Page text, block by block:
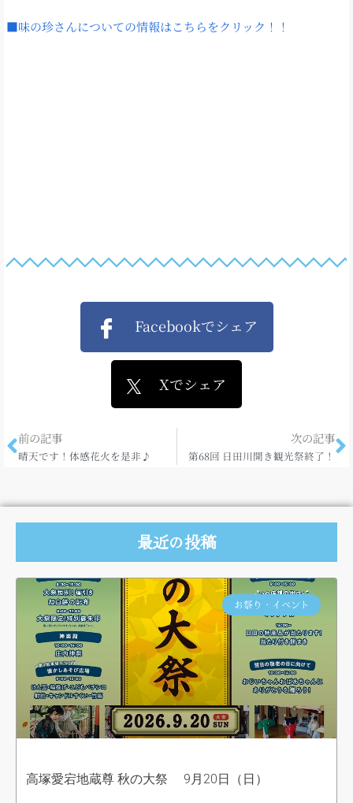
■味の珍さんについての情報はこちらをクリック！！
Facebookでシェア
Xでシェア
前の記事
晴天です！体感花火を是非♪
次の記事
第68回 日田川開き観光祭終了！
最近の投稿
お祭り・イベント
高塚愛宕地蔵尊 秋の大祭 9月20日（日）